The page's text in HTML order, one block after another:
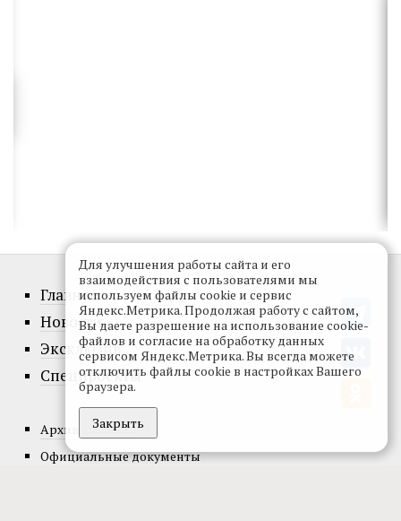
Главное
Новости
Эксклюзив
Спецпроекты
Архив номеров
Официальные документы
Для улучшения работы сайта и его
взаимодействия с пользователями мы
используем файлы cookie и сервис
Яндекс.Метрика. Продолжая работу с сайтом,
Вы даете разрешение на использование cookie-
файлов и согласие на обработку данных
сервисом Яндекс.Метрика. Вы всегда можете
отключить файлы cookie в настройках Вашего
браузера.
Закрыть